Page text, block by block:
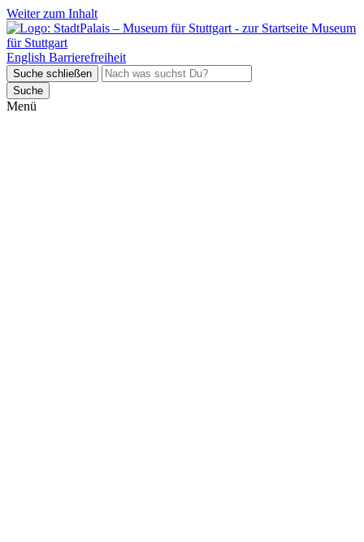
Weiter zum Inhalt
Museum
für Stuttgart
English Barrierefreiheit
Suche schließen
Suche
Menü